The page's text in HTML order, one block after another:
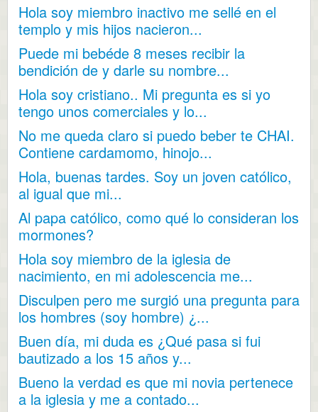
Hola soy miembro inactivo me sellé en el
templo y mis hijos nacieron...
Puede mi bebéde 8 meses recibir la
bendición de y darle su nombre...
Hola soy cristiano.. Mi pregunta es si yo
tengo unos comerciales y lo...
No me queda claro si puedo beber te CHAI.
Contiene cardamomo, hinojo...
Hola, buenas tardes. Soy un joven católico,
al igual que mi...
Al papa católico, como qué lo consideran los
mormones?
Hola soy miembro de la iglesia de
nacimiento, en mi adolescencia me...
Disculpen pero me surgió una pregunta para
los hombres (soy hombre) ¿...
Buen día, mi duda es ¿Qué pasa si fui
bautizado a los 15 años y...
Bueno la verdad es que mi novia pertenece
a la iglesia y me a contado...